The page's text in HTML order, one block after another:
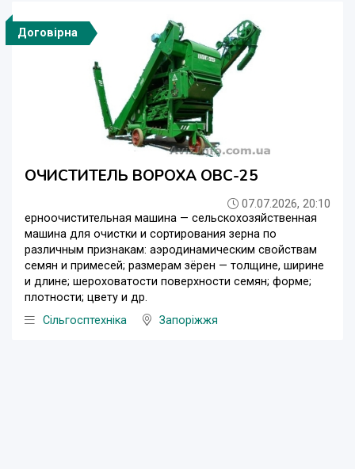
Договірна
ОЧИСТИТЕЛЬ ВОРОХА ОВС-25
07.07.2026, 20:10
ерноочистительная машина — сельскохозяйственная
машина для очистки и сортирования зерна по
различным признакам: аэродинамическим свойствам
семян и примесей; размерам зёрен — толщине, ширине
и длине; шероховатости поверхности семян; форме;
плотности; цвету и др.
Сільгосптехніка
Запоріжжя